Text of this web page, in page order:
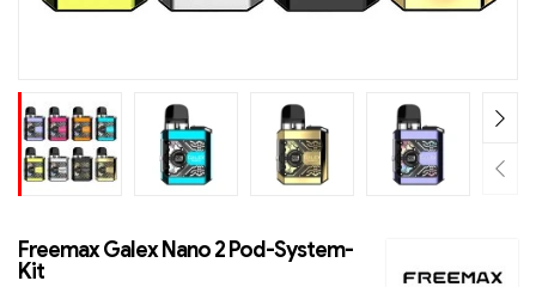
Freemax Galex Nano 2 Pod-System-
Kit